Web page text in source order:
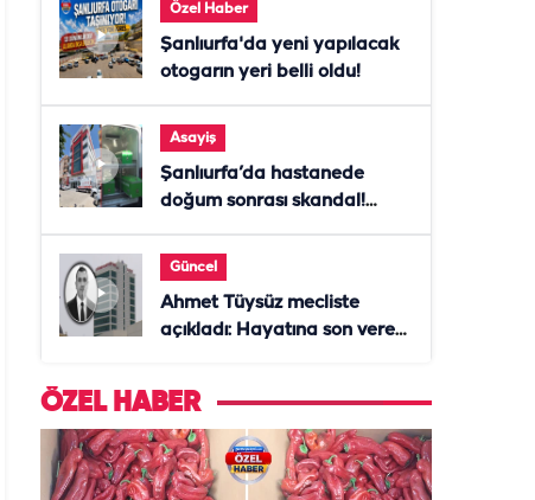
Özel Haber
Şanlıurfa'da yeni yapılacak
otogarın yeri belli oldu!
Asayiş
Şanlıurfa’da hastanede
doğum sonrası skandal!
Güncel
Ahmet Tüysüz mecliste
açıkladı: Hayatına son veren
ÖZEL HABER